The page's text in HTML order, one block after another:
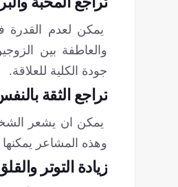
يمكن لعدم القدرة
والعاطفة بين
جودة الكلية للعلاقة.
تراجع الثقة
يمكن ان يشعر
وهذه المشاعر
زيادة التوتر